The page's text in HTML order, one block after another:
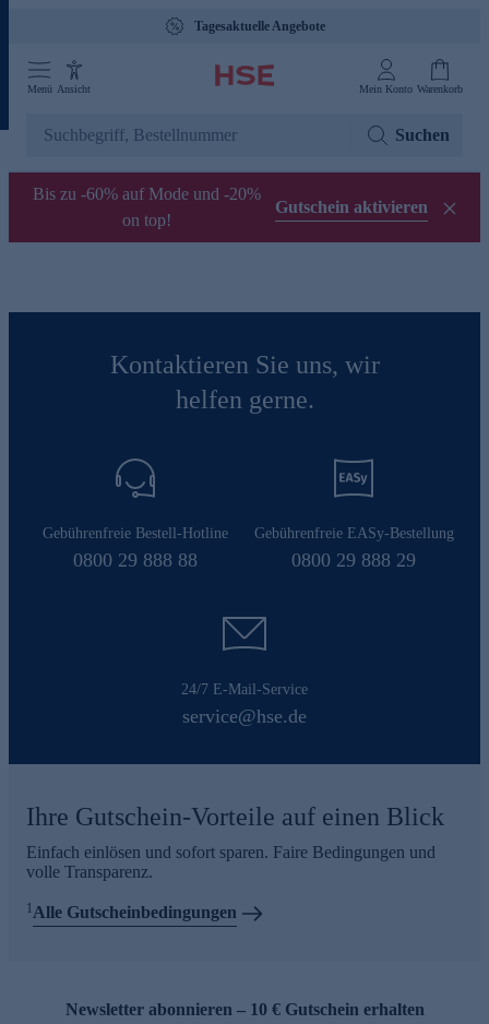
Tagesaktuelle Angebote
Menü Ansicht Mein Konto Warenkorb
Suchen
Bis zu -60% auf Mode und -20%
on top!
Gutschein aktivieren
Kontaktieren Sie uns, wir
helfen gerne.
Gebührenfreie Bestell-Hotline
0800 29 888 88
Gebührenfreie EASy-Bestellung
0800 29 888 29
24/7 E-Mail-Service
service@hse.de
Ihre Gutschein-Vorteile auf einen Blick
Einfach einlösen und sofort sparen. Faire Bedingungen und
volle Transparenz.
1Alle Gutscheinbedingungen
Newsletter abonnieren – 10 € Gutschein erhalten